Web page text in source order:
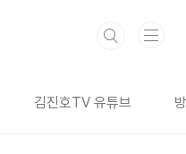
김진호TV 유튜브